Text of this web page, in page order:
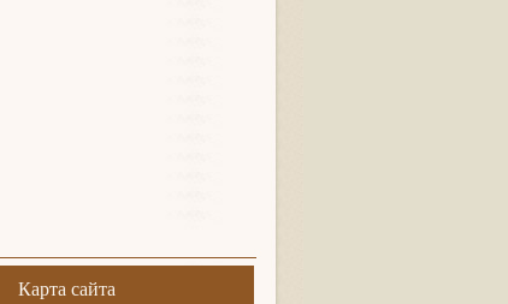
Карта сайта